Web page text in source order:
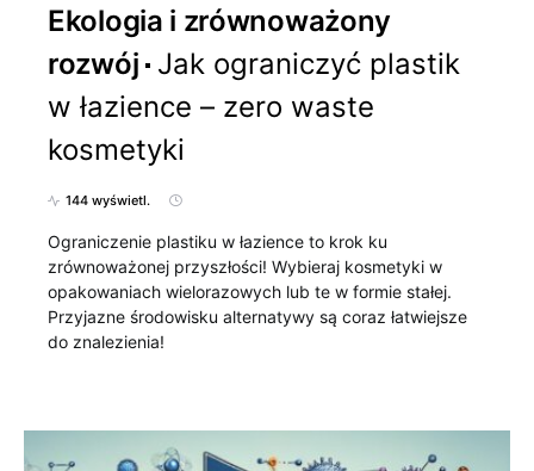
Ekologia i zrównoważony
rozwój Jak ograniczyć plastik
w łazience – zero waste
kosmetyki
144 wyświetl.
Ograniczenie plastiku w łazience to krok ku
zrównoważonej przyszłości! Wybieraj kosmetyki w
opakowaniach wielorazowych lub te w formie stałej.
Przyjazne środowisku alternatywy są coraz łatwiejsze
do znalezienia!